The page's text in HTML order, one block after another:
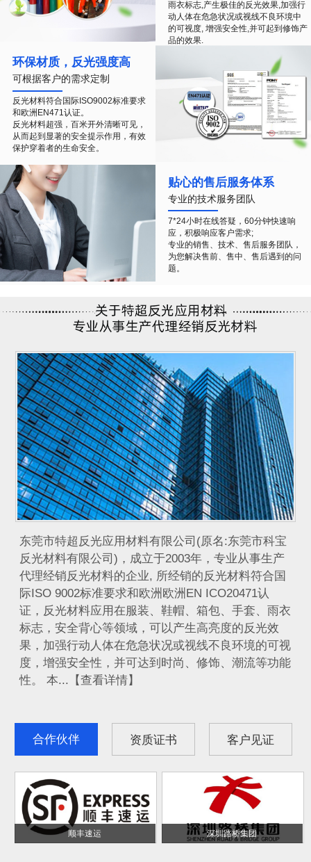
雨衣标志,产生极佳的反光效果,加强行
动人体在危急状况或视线不良环境中
的可视度, 增强安全性,并可起到修饰产
品的效果.
环保材质，反光强度高
可根据客户的需求定制
反光材料符合国际ISO9002标准要求
和欧洲EN471认证。
反光材料超强，百米开外清晰可见，
从而起到显著的安全提示作用，有效
保护穿着者的生命安全。
贴心的售后服务体系
专业的技术服务团队
7*24小时在线答疑，60分钟快速响
应，积极响应客户需求;
专业的销售、技术、售后服务团队，
为您解决售前、售中、售后遇到的问
题。
​ 东莞市特超反光应用材料有限公司(原名:东莞市科宝
反光材料有限公司)，成立于2003年，专业从事生产
代理经销反光材料的企业, 所经销的反光材料符合国
际ISO 9002标准要求和欧洲欧洲EN ICO20471认
证，反光材料应用在服装、鞋帽、箱包、手套、雨衣
标志，安全背心等领域，可以产生高亮度的反光效
果，加强行动人体在危急状况或视线不良环境的可视
度，增强安全性，并可达到时尚、修饰、潮流等功能
性。 本...【查看详情】
合作伙伴 资质证书 客户见证
顺丰速运 深圳路桥集团